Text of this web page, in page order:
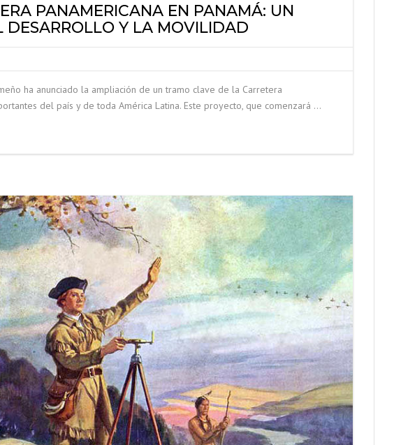
PANAMERICANA EN PANAMÁ: UN
DESARROLLO Y LA MOVILIDAD
ha anunciado la ampliación de un tramo clave de la Carretera
del país y de toda América Latina. Este proyecto, que comenzará …